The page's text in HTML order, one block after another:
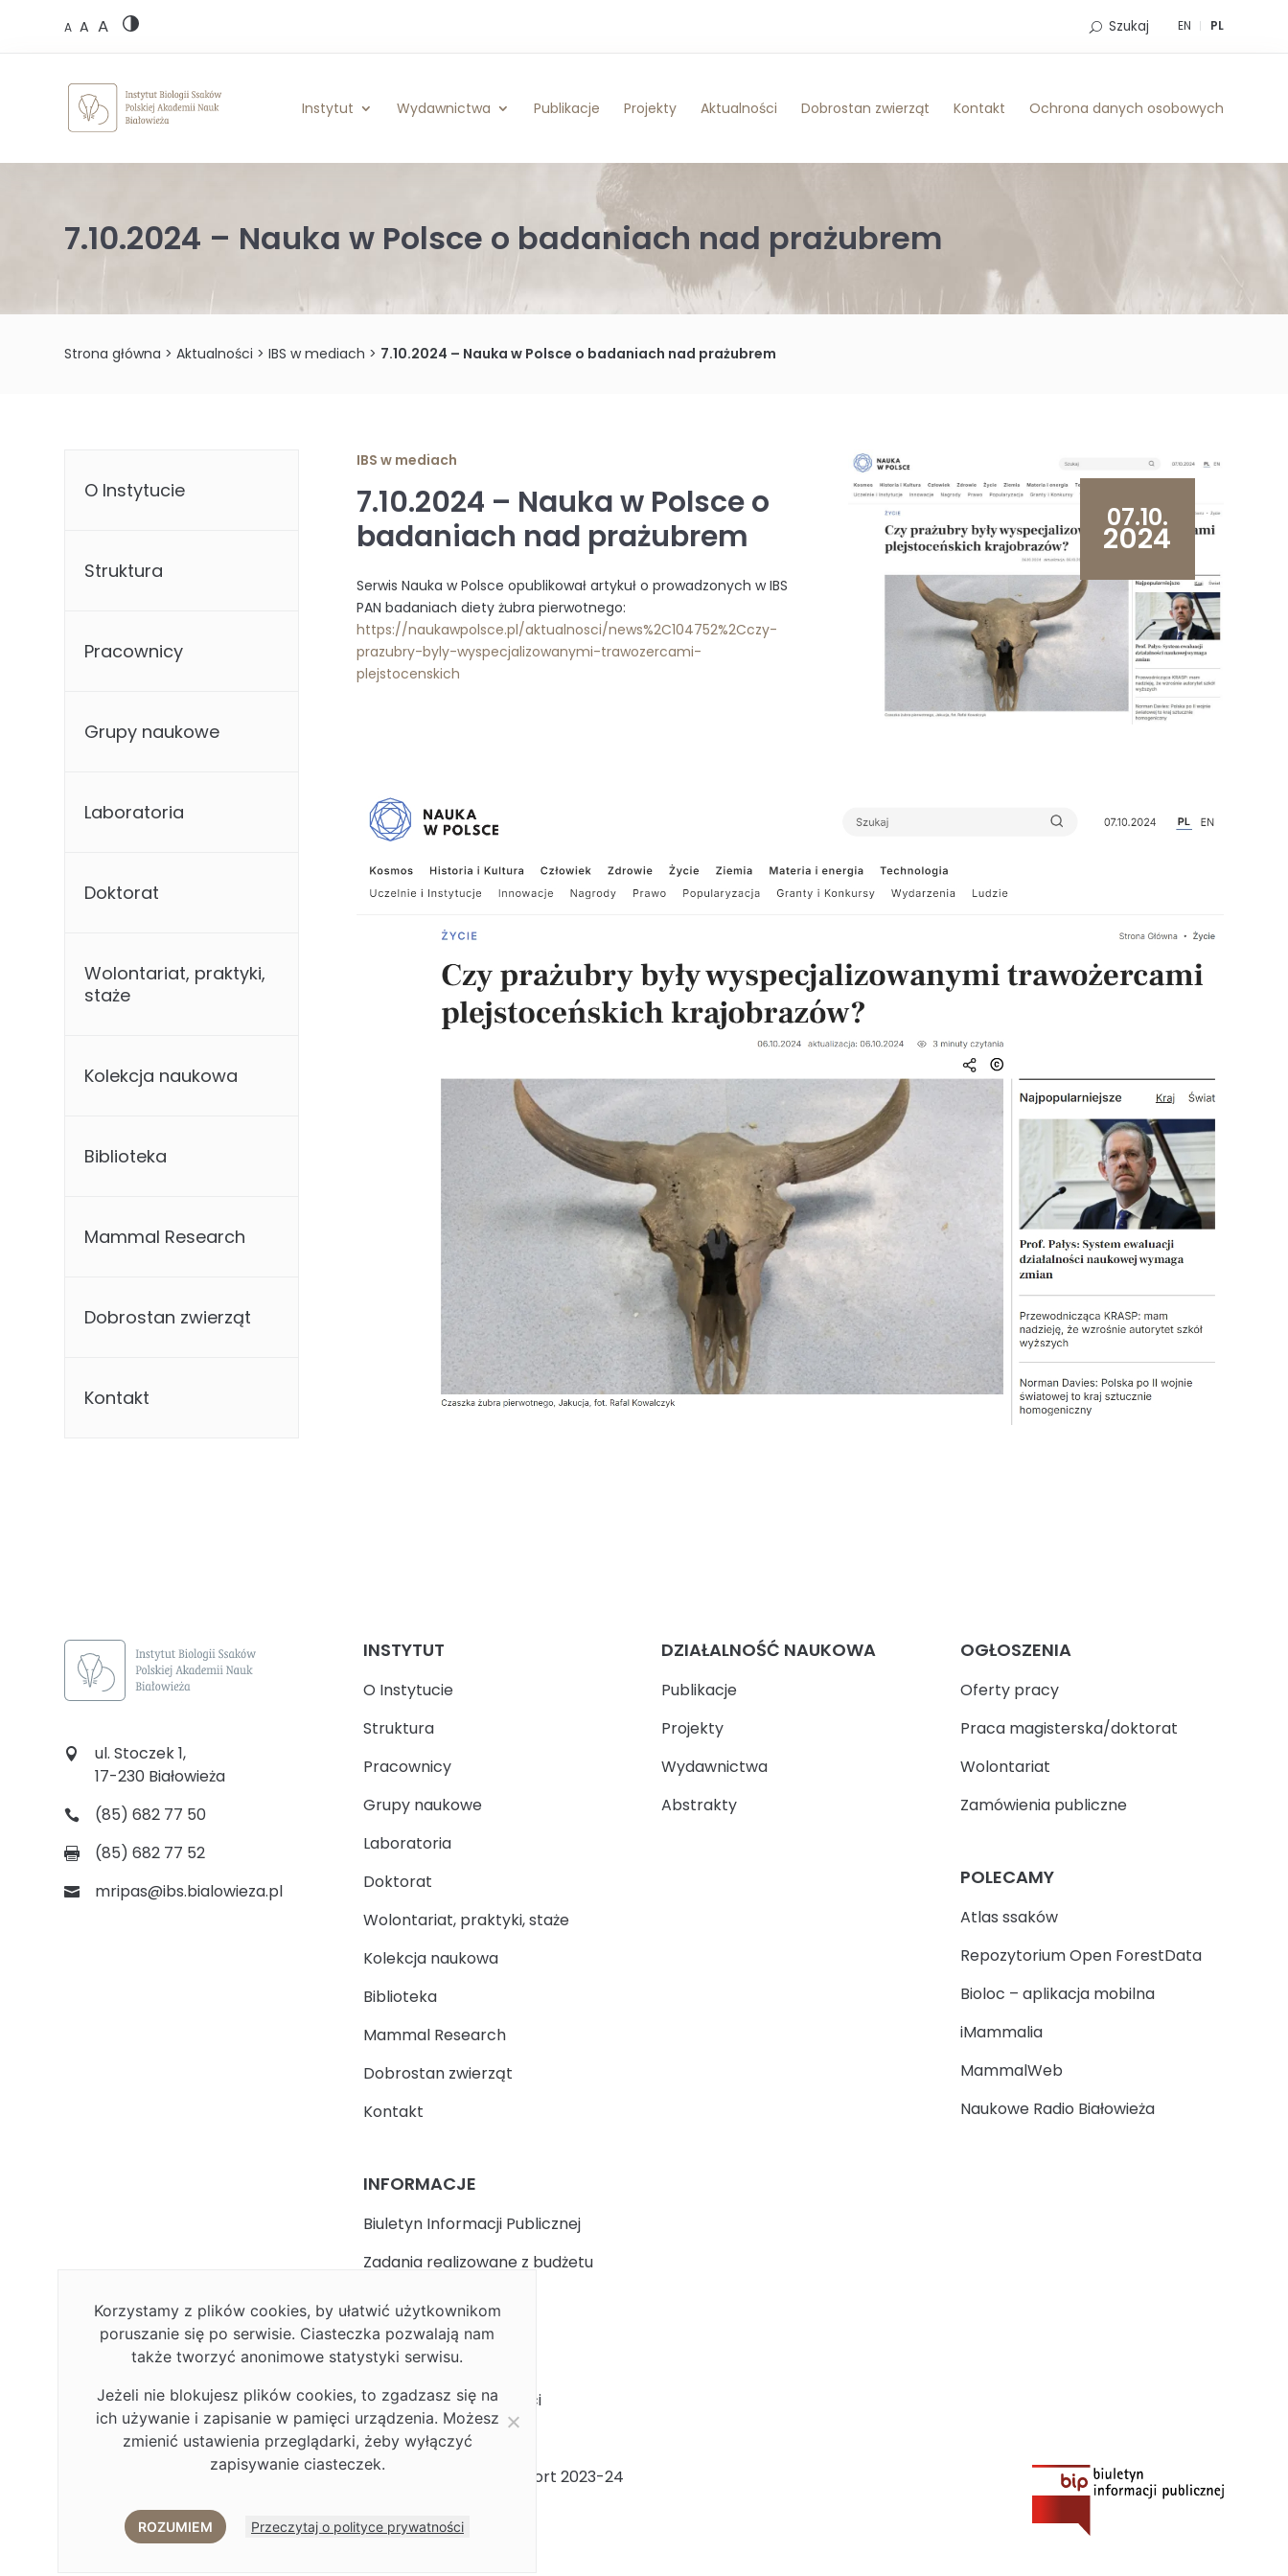
A A A EN PL
Szukaj
Instytut Wydawnictwa Publikacje Projekty Aktualności Dobrostan zwierząt Kontakt Ochrona danych osobowych
7.10.2024 – Nauka w Polsce o badaniach nad prażubrem
Strona główna >Aktualności >IBS w mediach > 7.10.2024 – Nauka w Polsce o badaniach nad prażubrem
07.10.
2024
IBS w mediach
7.10.2024 – Nauka w Polsce o
badaniach nad prażubrem
Serwis Nauka w Polsce opublikował artykuł o prowadzonych w IBS
PAN badaniach diety żubra pierwotnego:
https://naukawpolsce.pl/aktualnosci/news%2C104752%2Cczy-
prazubry-byly-wyspecjalizowanymi-trawozercami-
plejstocenskich
O Instytucie
Struktura
Pracownicy
Grupy naukowe
Laboratoria
Doktorat
Wolontariat, praktyki,
staże
Kolekcja naukowa
Biblioteka
Mammal Research
Dobrostan zwierząt
Kontakt
ul. Stoczek 1,
17-230 Białowieża
(85) 682 77 50
(85) 682 77 52
mripas@ibs.bialowieza.pl
INSTYTUT
O Instytucie
Struktura
Pracownicy
Grupy naukowe
Laboratoria
Doktorat
Wolontariat, praktyki, staże
Kolekcja naukowa
Biblioteka
Mammal Research
Dobrostan zwierząt
Kontakt
INFORMACJE
Biuletyn Informacji Publicznej
Zadania realizowane z budżetu
Facebook
Polityka prywatności
Deklaracja dostępności
Plan Równości Płci
Plan Równości Płci Raport 2023-24
DZIAŁALNOŚĆ NAUKOWA
Publikacje
Projekty
Wydawnictwa
Abstrakty
OGŁOSZENIA
Oferty pracy
Praca magisterska/doktorat
Wolontariat
Zamówienia publiczne
POLECAMY
Atlas ssaków
Repozytorium Open ForestData
Bioloc – aplikacja mobilna
iMammalia
MammalWeb
Naukowe Radio Białowieża
Korzystamy z plików cookies, by ułatwić użytkownikom
poruszanie się po serwisie. Ciasteczka pozwalają nam
także tworzyć anonimowe statystyki serwisu.
Jeżeli nie blokujesz plików cookies, to zgadzasz się na
ich używanie i zapisanie w pamięci urządzenia. Możesz
zmienić ustawienia przeglądarki, żeby wyłączyć
zapisywanie ciasteczek.
ROZUMIEM Przeczytaj o polityce prywatności